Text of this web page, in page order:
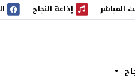
المباشر إذاعة النجاح
إذاعة النجاح